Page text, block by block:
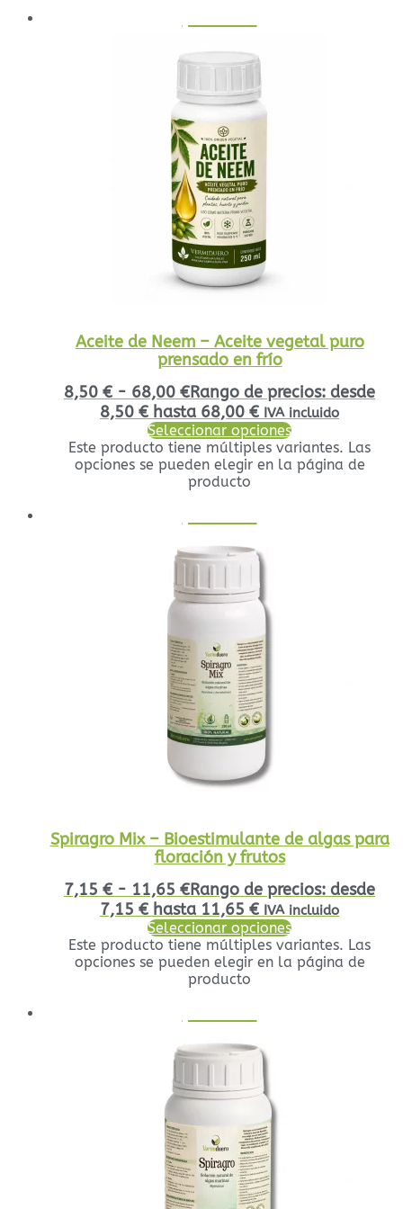
Aceite de Neem – Aceite vegetal puro
prensado en frío
8,50 € - 68,00 €Rango de precios: desde
8,50 € hasta 68,00 € IVA incluido
Seleccionar opciones
Este producto tiene múltiples variantes. Las
opciones se pueden elegir en la página de
producto
Spiragro Mix – Bioestimulante de algas para
floración y frutos
7,15 € - 11,65 €Rango de precios: desde
7,15 € hasta 11,65 € IVA incluido
Seleccionar opciones
Este producto tiene múltiples variantes. Las
opciones se pueden elegir en la página de
producto